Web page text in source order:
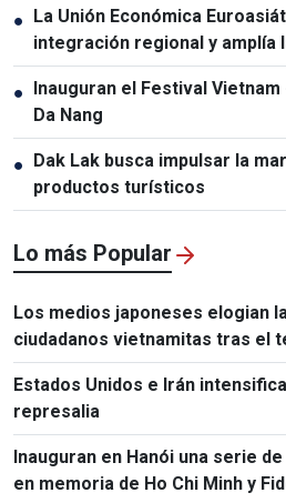
● La Unión Económica
integración regional y amplía
socios
● Inauguran el Festival
Da Nang
● Dak Lak busca impulsar la
productos turísticos
Lo más Popular
Los medios japoneses elogian
ciudadanos vietnamitas tras el
Kumamoto
Estados Unidos e Irán
represalia
Inauguran en Hanói una serie
en memoria de Ho Chi Minh y